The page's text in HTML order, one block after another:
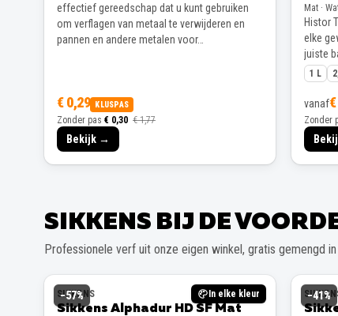
effectief gereedschap dat u kunt gebruiken
om verflagen van metaal te verwijderen en
pannen en andere metalen voor…
€ 0,29 KLUSPAS
Zonder pas € 0,30 € 1,77
Bekijk →
Mat ·
Histor
elke
juiste
1 L
vanaf
Zonder
SIKKENS BIJ DE
Professionele verf uit onze eigen winkel, gratis gemengd
−57% In elke kleur
SIKKENS
Sikkens Alphadur HD SF Mat
−41%